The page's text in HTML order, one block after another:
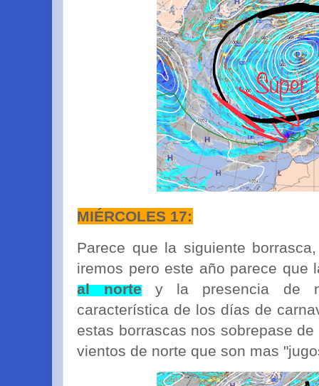
MIÉRCOLES 17:
Parece que la siguiente
iremos pero este año parece que
al nortey la presencia de
característica de los días de
estas borrascas nos sobrepase
vientos de norte que son mas